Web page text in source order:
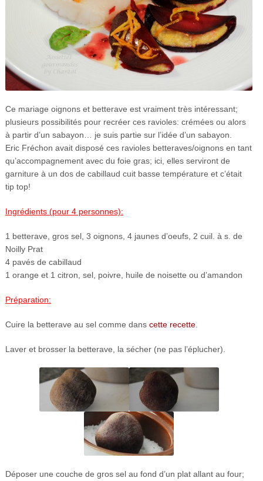
Ce mariage oignons et betterave est vraiment très intéressant;
plusieurs possibilités pour recréer ces ravioles: crémées ou alors
à partir d’un sabayon… je suis partie sur l’idée d’un sabayon.
Eric Fréchon avait disposé ces ravioles betteraves/oignons en tant
qu’accompagnement avec du foie gras; ici, elles serviront de
garniture à un dos de cabillaud cuit basse température et c’était
tip top!
Ingrédients (pour 4 personnes):
1 betterave, gros sel, 3 oignons, 4 jaunes d’oeufs, 2 cuil. à s. de
Noilly Prat
4 pavés de cabillaud
1 orange et 1 citron, sel, poivre, huile de noisette ou d’amandon
Préparation:
Cuire la betterave au sel comme dans cette recette.
Laver et brosser la betterave, la sécher (ne pas l’éplucher).
Déposer une couche de gros sel au fond d’un plat allant au four;